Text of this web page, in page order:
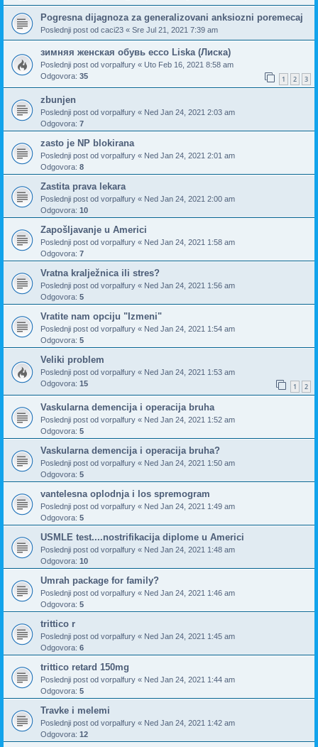
Pogresna dijagnoza za generalizovani anksiozni poremecaj
Poslednji post od caci23 « Sre Jul 21, 2021 7:39 am
зимняя женская обувь ecco Liska (Лиска)
Poslednji post od vorpalfury « Uto Feb 16, 2021 8:58 am
Odgovora: 35 1 2 3
zbunjen
Poslednji post od vorpalfury « Ned Jan 24, 2021 2:03 am
Odgovora: 7
zasto je NP blokirana
Poslednji post od vorpalfury « Ned Jan 24, 2021 2:01 am
Odgovora: 8
Zastita prava lekara
Poslednji post od vorpalfury « Ned Jan 24, 2021 2:00 am
Odgovora: 10
Zapošljavanje u Americi
Poslednji post od vorpalfury « Ned Jan 24, 2021 1:58 am
Odgovora: 7
Vratna kralježnica ili stres?
Poslednji post od vorpalfury « Ned Jan 24, 2021 1:56 am
Odgovora: 5
Vratite nam opciju "Izmeni"
Poslednji post od vorpalfury « Ned Jan 24, 2021 1:54 am
Odgovora: 5
Veliki problem
Poslednji post od vorpalfury « Ned Jan 24, 2021 1:53 am
Odgovora: 15 1 2
Vaskularna demencija i operacija bruha
Poslednji post od vorpalfury « Ned Jan 24, 2021 1:52 am
Odgovora: 5
Vaskularna demencija i operacija bruha?
Poslednji post od vorpalfury « Ned Jan 24, 2021 1:50 am
Odgovora: 5
vantelesna oplodnja i los spremogram
Poslednji post od vorpalfury « Ned Jan 24, 2021 1:49 am
Odgovora: 5
USMLE test....nostrifikacija diplome u Americi
Poslednji post od vorpalfury « Ned Jan 24, 2021 1:48 am
Odgovora: 10
Umrah package for family?
Poslednji post od vorpalfury « Ned Jan 24, 2021 1:46 am
Odgovora: 5
trittico r
Poslednji post od vorpalfury « Ned Jan 24, 2021 1:45 am
Odgovora: 6
trittico retard 150mg
Poslednji post od vorpalfury « Ned Jan 24, 2021 1:44 am
Odgovora: 5
Travke i melemi
Poslednji post od vorpalfury « Ned Jan 24, 2021 1:42 am
Odgovora: 12